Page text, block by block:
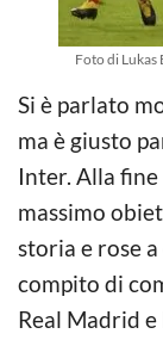
Foto di Lukas
Si è parlato
ma è giusto
Inter. Alla fine
massimo
storia e rose
compito di
Real Madrid e